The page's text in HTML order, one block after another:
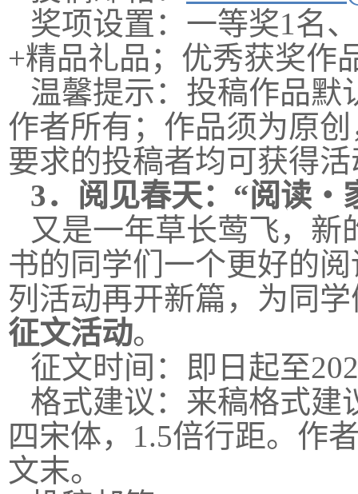
奖项设置：一等奖1名
+精品礼品；优秀获奖作
温馨提示：投稿作品默
作者所有；作品须为原
要求的投稿者均可获得
3． 阅见春天：“阅读・
又是一年草长莺飞，新
书的同学们一个更好的
列活动再开新篇，为同
征文活动。
征文时间：即日起至
格式建议：来稿格式建
四宋体，1.5倍行距。作
文末。